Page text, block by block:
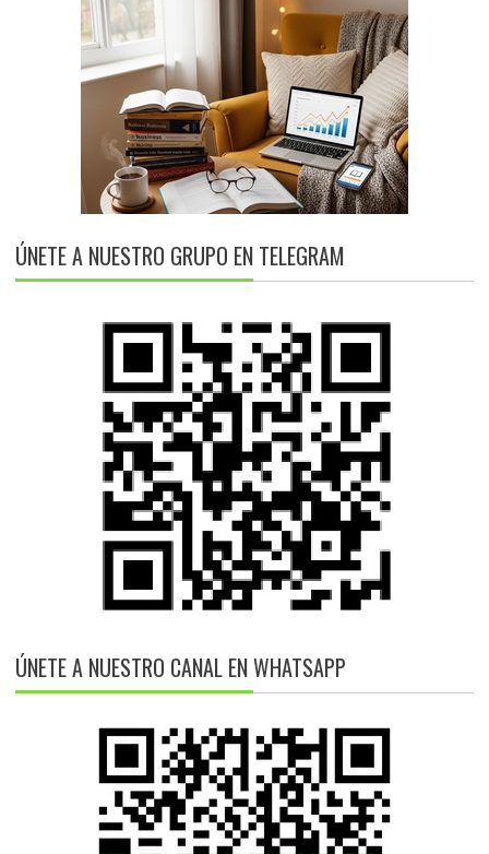
ÚNETE A NUESTRO GRUPO EN TELEGRAM
ÚNETE A NUESTRO CANAL EN WHATSAPP